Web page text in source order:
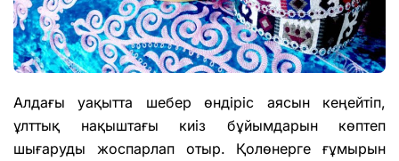
Алдағы уақытта шебер өндіріс аясын кеңейтіп,
ұлттық нақыштағы киіз бұйымдарын көптеп
шығаруды жоспарлап отыр. Қолөнерге ғұмырын